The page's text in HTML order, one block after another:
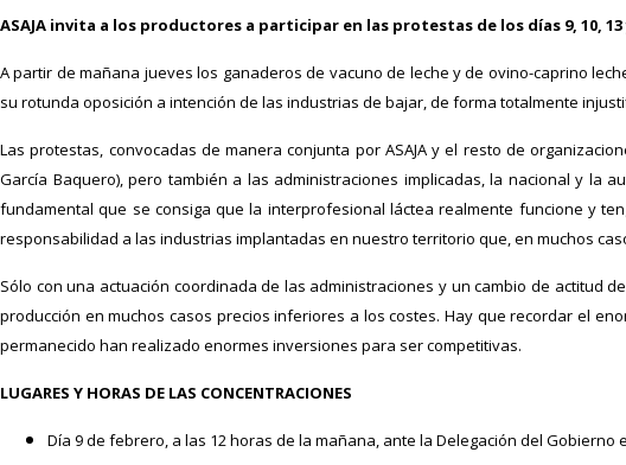
ASAJA invita a los productores a participar en las protestas de los días 9, 10,
A partir de mañana jueves los ganaderos de vacuno de leche y de ovino-caprino
su rotunda oposición a intención de las industrias de bajar, de forma totalmente
Las protestas, convocadas de manera conjunta por ASAJA y el resto de
García Baquero), pero también a las administraciones implicadas, la nacional y la
fundamental que se consiga que la interprofesional láctea realmente funcione y
responsabilidad a las industrias implantadas en nuestro territorio que, en muchos
Sólo con una actuación coordinada de las administraciones y un cambio de
producción en muchos casos precios inferiores a los costes. Hay que recordar el
permanecido han realizado enormes inversiones para ser competitivas.
LUGARES Y HORAS DE LAS CONCENTRACIONES
Día 9 de febrero, a las 12 horas de la mañana, ante la Delegación del Gobierno